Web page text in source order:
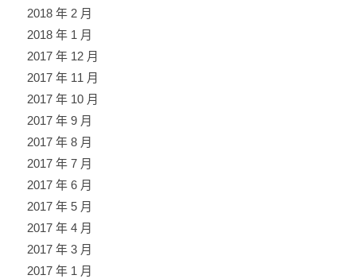
2018 年 2 月
2018 年 1 月
2017 年 12 月
2017 年 11 月
2017 年 10 月
2017 年 9 月
2017 年 8 月
2017 年 7 月
2017 年 6 月
2017 年 5 月
2017 年 4 月
2017 年 3 月
2017 年 1 月